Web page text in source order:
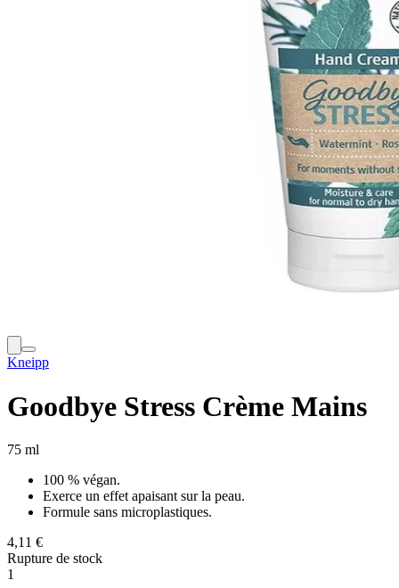
Kneipp
Goodbye Stress Crème Mains
75 ml
100 % végan.
Exerce un effet apaisant sur la peau.
Formule sans microplastiques.
4,11 €
Rupture de stock
1